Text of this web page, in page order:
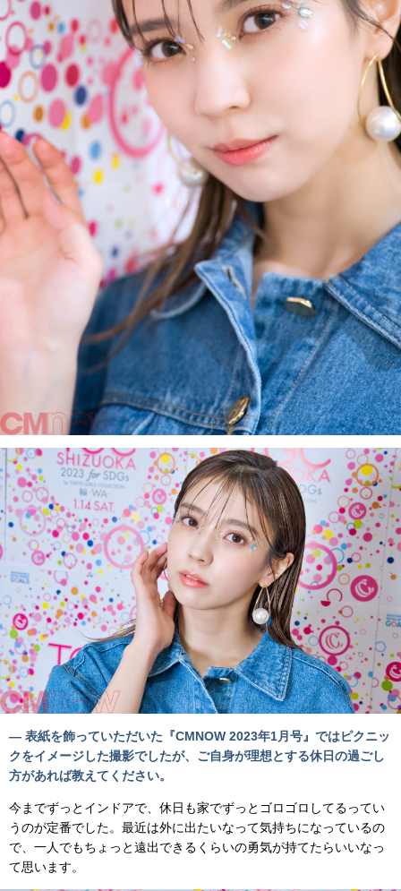
— 表紙を飾っていただいた『CMNOW 2023年1月号』ではピクニッ
クをイメージした撮影でしたが、ご自身が理想とする休日の過ごし
方があれば教えてください。
今までずっとインドアで、休日も家でずっとゴロゴロしてるってい
うのが定番でした。最近は外に出たいなって気持ちになっているの
で、一人でもちょっと遠出できるくらいの勇気が持てたらいいなっ
て思います。